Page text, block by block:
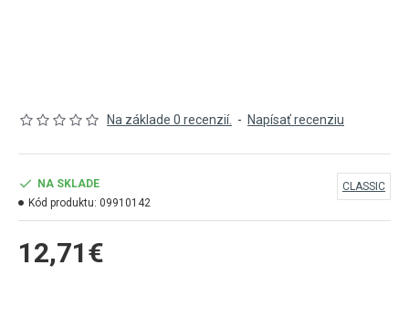
Na základe 0 recenzií. - Napísať recenziu
12,71€
NA SKLADE
Kód produktu: 09910142
CLASSIC